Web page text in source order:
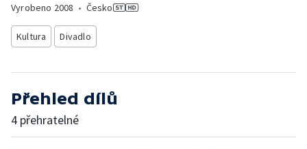
Vyrobeno 2008 • Česko
Kultura Divadlo
Přehled dílů
4 přehratelné